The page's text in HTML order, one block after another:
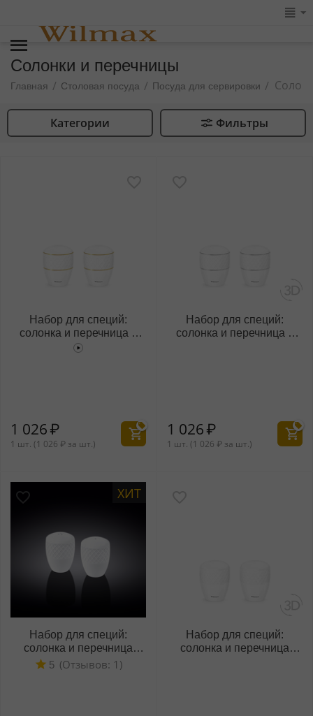
Солонки и перечницы
Главная / Столовая посуда / Посуда для сервировки /
Категории Фильтры
Набор для специй:
солонка и перечница с
золотыми линиями
1 026₽
1 шт. (1 026 ₽ за шт.)
Набор для специй:
солонка и перечница с
1 026₽
1 шт. (1 026 ₽ за шт.)
ХИТ
Набор для специй:
солонка и перечница
WL‑880124‑JV/SP
(Отзывов: 1)
5
Набор для специй:
солонка и перечница